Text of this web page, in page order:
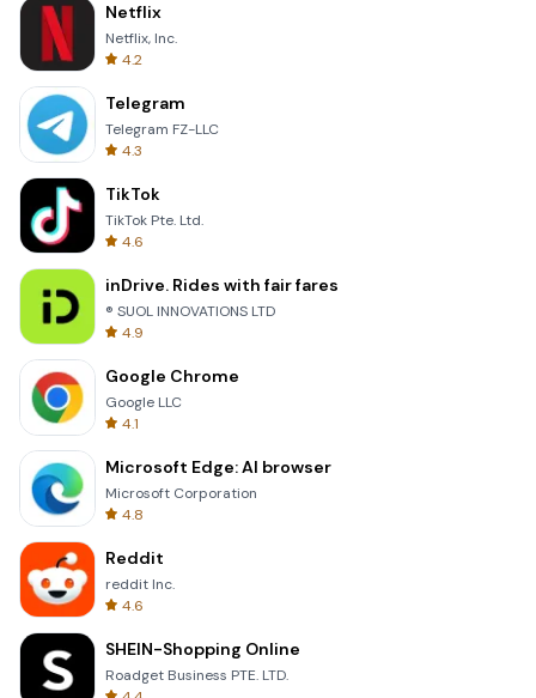
Netflix
Netflix, Inc.
4.2
Telegram
Telegram FZ-LLC
4.3
TikTok
TikTok Pte. Ltd.
4.6
inDrive. Rides with fair fares
® SUOL INNOVATIONS LTD
4.9
Google Chrome
Google LLC
4.1
Microsoft Edge: AI browser
Microsoft Corporation
4.8
Reddit
reddit Inc.
4.6
SHEIN-Shopping Online
Roadget Business PTE. LTD.